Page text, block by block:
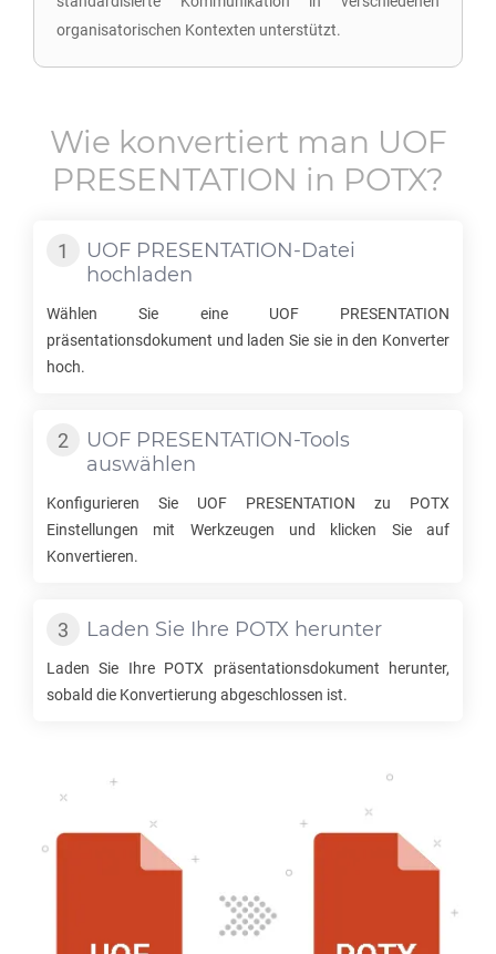
organisatorischen Kontexten unterstützt.
Wie konvertiert man UOF
PRESENTATION in POTX?
UOF PRESENTATION-Datei
hochladen
Wählen Sie eine UOF PRESENTATION
präsentationsdokument und laden Sie sie in den Konverter
hoch.
UOF PRESENTATION-Tools
auswählen
Konfigurieren Sie UOF PRESENTATION zu POTX
Einstellungen mit Werkzeugen und klicken Sie auf
Konvertieren.
Laden Sie Ihre POTX herunter
Laden Sie Ihre POTX präsentationsdokument herunter,
sobald die Konvertierung abgeschlossen ist.